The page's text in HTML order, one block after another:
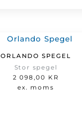
ORLANDO SPEGEL
Stor spegel
2 098,00 KR
ex. moms